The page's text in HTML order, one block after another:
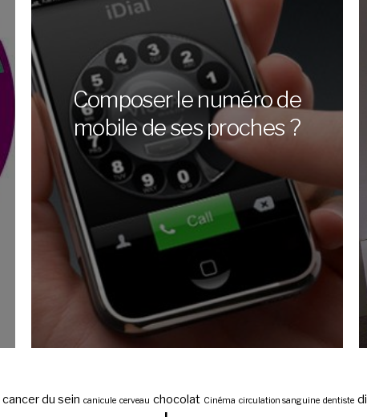
Composer le numéro de
mobile de ses proches ?
cancer du sein canicule cerveau chocolat Cinéma circulation sanguine dentiste